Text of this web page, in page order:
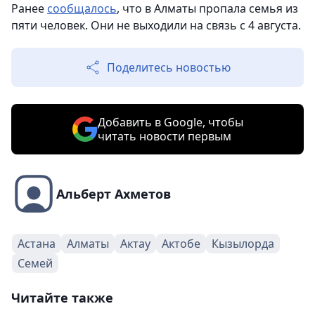
Ранее сообщалось, что в Алматы пропала семья из
пяти человек. Они не выходили на связь с 4 августа.
Поделитесь новостью
Добавить в Google, чтобы
читать новости первым
Альберт Ахметов
Астана Алматы Актау Актобе
Кызылорда
Семей
Читайте также